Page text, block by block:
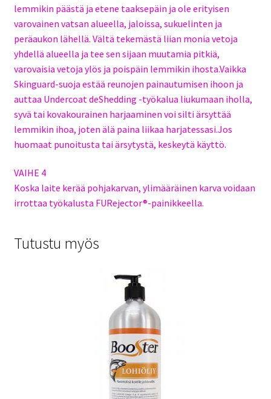
lemmikin päästä ja etene taaksepäin ja ole erityisen
varovainen vatsan alueella, jaloissa, sukuelinten ja
peräaukon lähellä. Vältä tekemästä liian monia vetoja
yhdellä alueella ja tee sen sijaan muutamia pitkiä,
varovaisia vetoja ylös ja poispäin lemmikin ihosta.Vaikka
Skinguard-suoja estää reunojen painautumisen ihoon ja
auttaa Undercoat deShedding -työkalua liukumaan iholla,
syvä tai kovakourainen harjaaminen voi silti ärsyttää
lemmikin ihoa, joten älä paina liikaa harjatessasi.Jos
huomaat punoitusta tai ärsytystä, keskeytä käyttö.
VAIHE 4
Koska laite kerää pohjakarvan, ylimääräinen karva voidaan
irrottaa työkalusta FURejector®-painikkeella.
Tutustu myös